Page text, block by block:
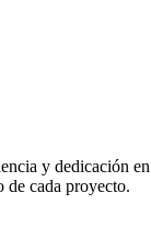
y dedicación
de cada proyecto.